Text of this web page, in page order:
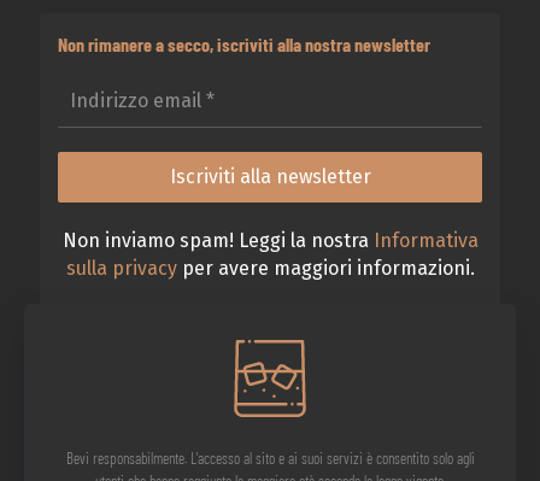
Non rimanere a secco, iscriviti alla nostra newsletter
Non inviamo spam! Leggi la nostra Informativa
sulla privacyper avere maggiori informazioni.
Bevi responsabilmente. L'accesso al sito e ai suoi servizi è consentito solo agli